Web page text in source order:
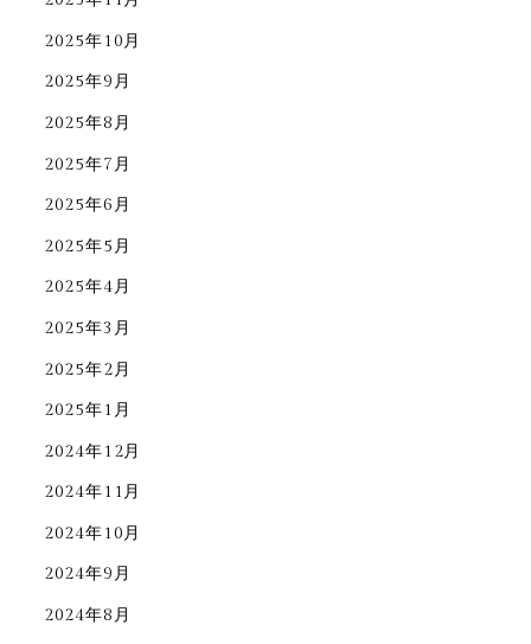
2025年10月
2025年9月
2025年8月
2025年7月
2025年6月
2025年5月
2025年4月
2025年3月
2025年2月
2025年1月
2024年12月
2024年11月
2024年10月
2024年9月
2024年8月